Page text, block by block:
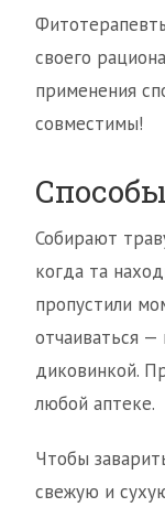
своего
применения
совместимы!
Собирают
когда та
пропустили
отчаиваться —
диковинкой.
любой аптеке.
Чтобы
свежую и